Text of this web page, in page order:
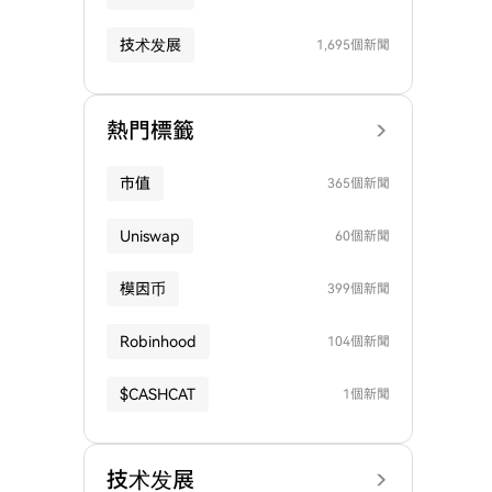
技术发展 1,695個新聞
熱門標籤
市值 365個新聞
Uniswap 60個新聞
模因币 399個新聞
Robinhood 104個新聞
$CASHCAT 1個新聞
技术发展